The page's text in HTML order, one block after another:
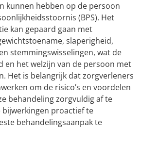
kunnen hebben op de persoon
(BPS). Het
kan gepaard gaan met
slaperigheid,
stemmingswisselingen, wat de
en het welzijn van de persoon met
Het is belangrijk dat zorgverleners
om de risico’s en voordelen
behandeling zorgvuldig af te
bijwerkingen proactief te
behandelingsaanpak te